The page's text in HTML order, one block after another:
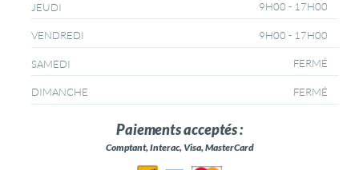
JEUDI 9H00 - 17H00
VENDREDI 9H00 - 17H00
SAMEDI FERMÉ
DIMANCHE FERMÉ
Paiements acceptés :
Comptant, Interac, Visa, MasterCard